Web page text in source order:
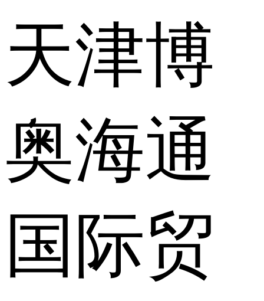
天津博
奥海通
国际贸